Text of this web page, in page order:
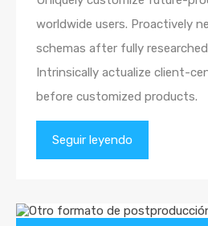
worldwide users. Proactively
schemas after fully
Intrinsically actualize client-
before customized products.
Seguir leyendo